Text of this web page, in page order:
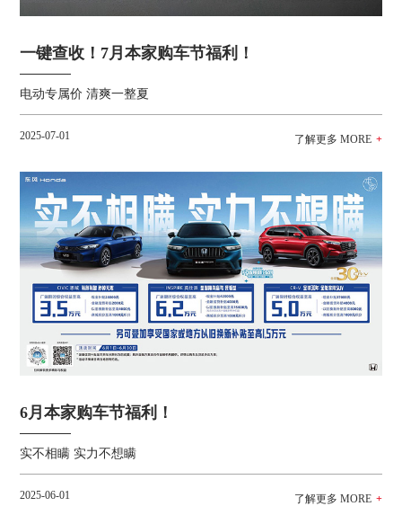
一键查收！7月本家购车节福利！
电动专属价 清爽一整夏
2025-07-01
6月本家购车节福利！
实不相瞒 实力不想瞒
2025-06-01